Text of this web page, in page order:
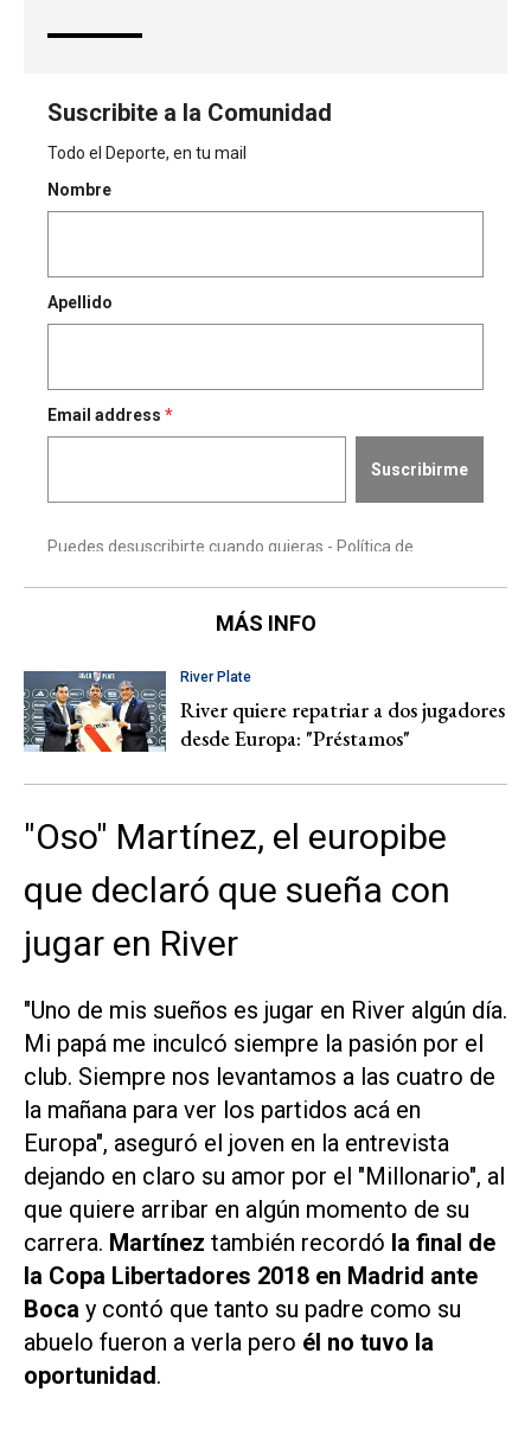
MÁS INFO
River Plate
River quiere repatriar a dos jugadores
desde Europa: "Préstamos"
"Oso" Martínez, el europibe
que declaró que sueña con
jugar en River
"Uno de mis sueños es jugar en River algún día.
Mi papá me inculcó siempre la pasión por el
club. Siempre nos levantamos a las cuatro de
la mañana para ver los partidos acá en
Europa", aseguró el joven en la entrevista
dejando en claro su amor por el "Millonario", al
que quiere arribar en algún momento de su
carrera. Martínez también recordó la final de
la Copa Libertadores 2018 en Madrid ante
Boca y contó que tanto su padre como su
abuelo fueron a verla pero él no tuvo la
oportunidad.